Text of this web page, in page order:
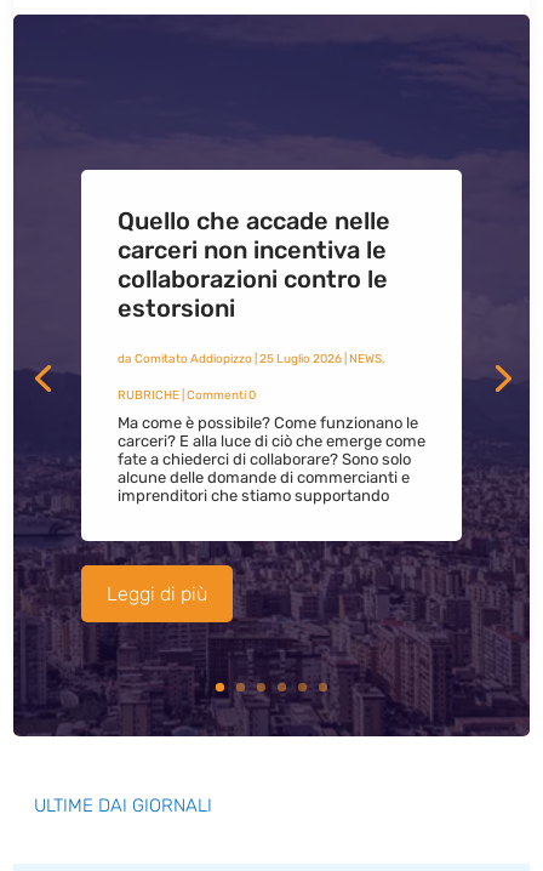
Quello che accade nelle
carceri non incentiva le
collaborazioni contro le
estorsioni
da Comitato Addiopizzo| 25 Luglio 2026| NEWS,
RUBRICHE| Commenti 0
Ma come è possibile? Come funzionano le
carceri? E alla luce di ciò che emerge come
fate a chiederci di collaborare? Sono solo
alcune delle domande di commercianti e
imprenditori che stiamo supportando
Leggi di più
ULTIME DAI GIORNALI